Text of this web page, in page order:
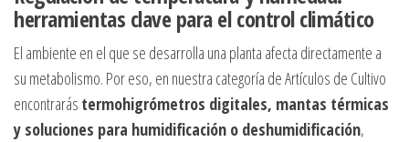
herramientas clave para el control climático
El ambiente en el que se desarrolla una planta afecta directamente a
su metabolismo. Por eso, en nuestra categoría de Artículos de Cultivo
encontrarás termohigrómetros digitales, mantas térmicas
y soluciones para humidificación o deshumidificación,